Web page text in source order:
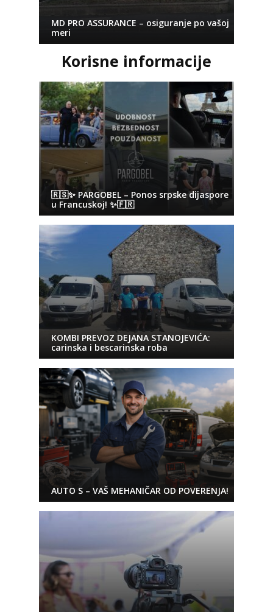
MD PRO ASSURANCE – osiguranje po vašoj
meri
Korisne informacije
🇷🇸✨ PARGOBEL – Ponos srpske dijaspore
u Francuskoj! ✨🇫🇷
KOMBI PREVOZ DEJANA STANOJEVIĆA:
carinska i bescarinska roba
AUTO S – VAŠ MEHANIČAR OD POVERENJA!